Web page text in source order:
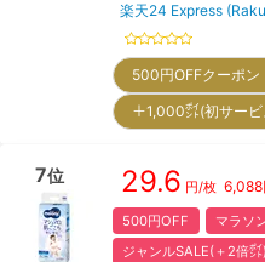
楽天24 Express
500円OFFクーポン
＋1,000㌽(初サー
7位 29.6 円/枚 6,088
500円OFF
マラソ
ジャンルSALE(＋2倍㌽)